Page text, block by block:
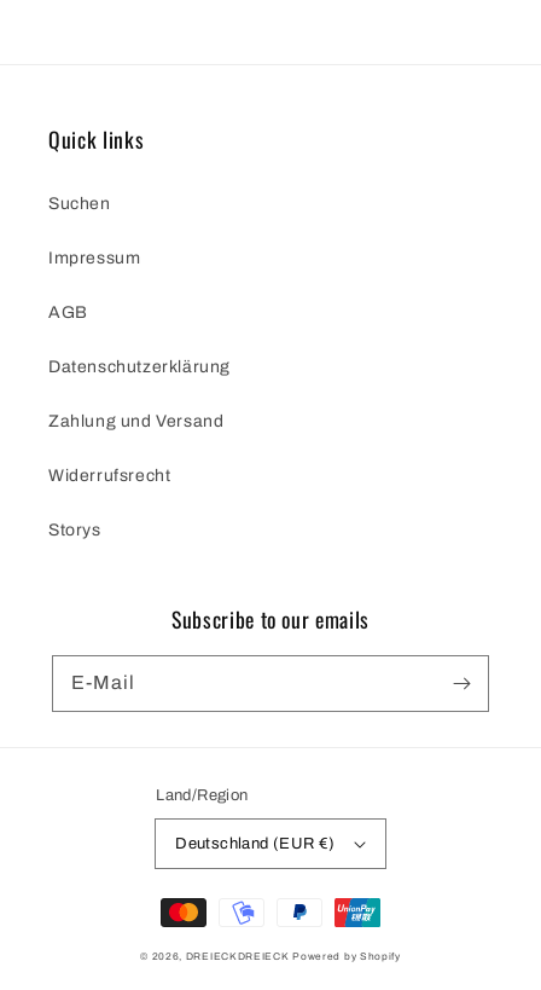
Quick links
Suchen
Impressum
AGB
Datenschutzerklärung
Zahlung und Versand
Widerrufsrecht
Storys
Subscribe to our emails
E-Mail
Land/Region
Deutschland (EUR €)
Zahlungsmethoden
© 2026, DREIECKDREIECK Powered by Shopify